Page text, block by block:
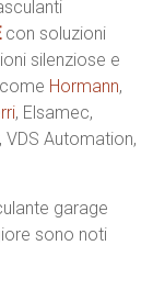
con soluzioni
silenziose e
Hormann,
, Elsamec,
VDS Automation,
garage
sono noti